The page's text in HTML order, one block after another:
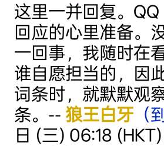
这里一并回复。
回应的心里准备。
一回事，我随时在
谁自愿担当的，因
词条时，就默默观
条。-- 狼王白牙（
日 (三) 06:18 (HKT)